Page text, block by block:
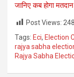
जानिए कब होगा मतदान
Post Views: 248
Tags: Eci, Election
rajya sabha
Rajya Sabha